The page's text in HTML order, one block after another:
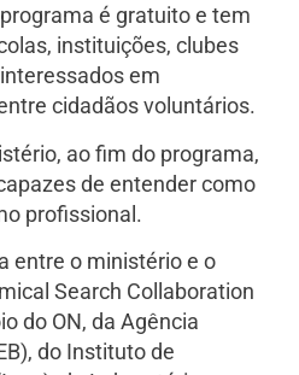
é gratuito e tem
instituições, clubes
em
cidadãos voluntários.
ao fim do programa,
de entender como
profissional.
entre o ministério e o
Search Collaboration
do ON, da Agência
do Instituto de